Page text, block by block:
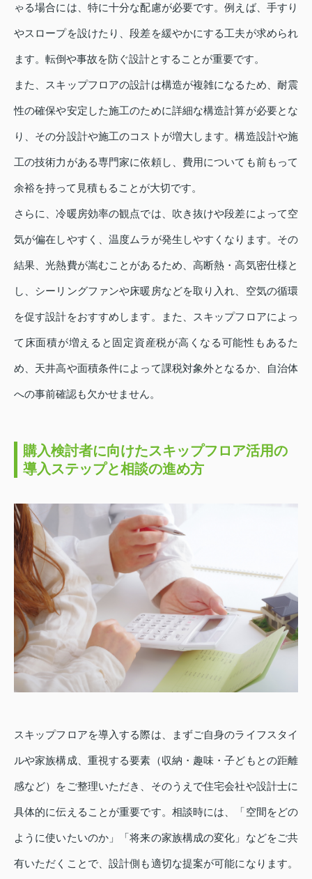
ゃる場合には、特に十分な配慮が必要です。例えば、手すり
やスロープを設けたり、段差を緩やかにする工夫が求められ
ます。転倒や事故を防ぐ設計とすることが重要です。
また、スキップフロアの設計は構造が複雑になるため、耐震
性の確保や安定した施工のために詳細な構造計算が必要とな
り、その分設計や施工のコストが増大します。構造設計や施
工の技術力がある専門家に依頼し、費用についても前もって
余裕を持って見積もることが大切です。
さらに、冷暖房効率の観点では、吹き抜けや段差によって空
気が偏在しやすく、温度ムラが発生しやすくなります。その
結果、光熱費が嵩むことがあるため、高断熱・高気密仕様と
し、シーリングファンや床暖房などを取り入れ、空気の循環
を促す設計をおすすめします。また、スキップフロアによっ
て床面積が増えると固定資産税が高くなる可能性もあるた
め、天井高や面積条件によって課税対象外となるか、自治体
への事前確認も欠かせません。
購入検討者に向けたスキップフロア活用の
導入ステップと相談の進め方
スキップフロアを導入する際は、まずご自身のライフスタイ
ルや家族構成、重視する要素（収納・趣味・子どもとの距離
感など）をご整理いただき、そのうえで住宅会社や設計士に
具体的に伝えることが重要です。相談時には、「空間をどの
ように使いたいのか」「将来の家族構成の変化」などをご共
有いただくことで、設計側も適切な提案が可能になります。